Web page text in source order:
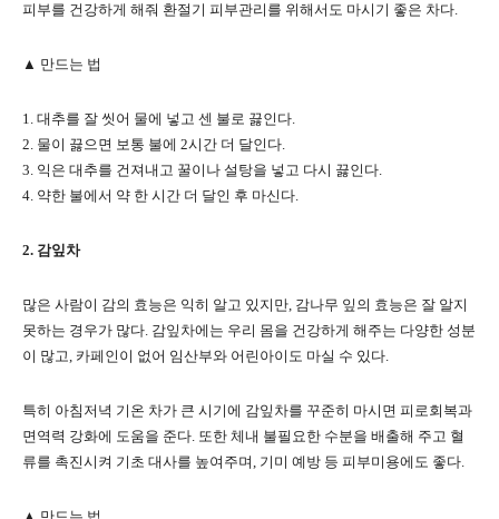
피부를 건강하게 해줘 환절기 피부관리를 위해서도 마시기 좋은 차다.
▲ 만드는 법
1. 대추를 잘 씻어 물에 넣고 센 불로 끓인다.
2. 물이 끓으면 보통 불에 2시간 더 달인다.
3. 익은 대추를 건져내고 꿀이나 설탕을 넣고 다시 끓인다.
4. 약한 불에서 약 한 시간 더 달인 후 마신다.
2. 감잎차
많은 사람이 감의 효능은 익히 알고 있지만, 감나무 잎의 효능은 잘 알지
못하는 경우가 많다. 감잎차에는 우리 몸을 건강하게 해주는 다양한 성분
이 많고, 카페인이 없어 임산부와 어린아이도 마실 수 있다.
특히 아침저녁 기온 차가 큰 시기에 감잎차를 꾸준히 마시면 피로회복과
면역력 강화에 도움을 준다. 또한 체내 불필요한 수분을 배출해 주고 혈
류를 촉진시켜 기초 대사를 높여주며, 기미 예방 등 피부미용에도 좋다.